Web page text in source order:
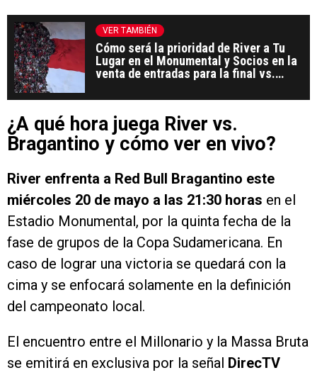
VER TAMBIÉN
Cómo será la prioridad de River a Tu
Lugar en el Monumental y Socios en la
venta de entradas para la final vs.
¿A qué hora juega River vs.
Bragantino y cómo ver en vivo?
River enfrenta a Red Bull Bragantino este
miércoles 20 de mayo a las 21:30 horas en el
Estadio Monumental, por la quinta fecha de la
fase de grupos de la Copa Sudamericana. En
caso de lograr una victoria se quedará con la
cima y se enfocará solamente en la definición
del campeonato local.
El encuentro entre el Millonario y la Massa Bruta
se emitirá en exclusiva por la señal DirecTV